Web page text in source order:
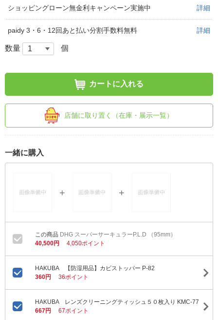
ショッピングローン無金利キャンペーン実施中 詳細
paidy 3・6・12回あと払い分割手数料無料 詳細
数量 個
カートに入れる
店舗に取り置く（在庫・展示一覧）
一緒に購入
DHG スーパーサーキュラーP.L.D （95mm）
40,500円
4,050ポイント
HAKUBA 【防湿用品】カビストッパー P-82
360円
36ポイント
HAKUBA レンズクリーニングティッシュ５０枚入り KMC-77
667円
67ポイント